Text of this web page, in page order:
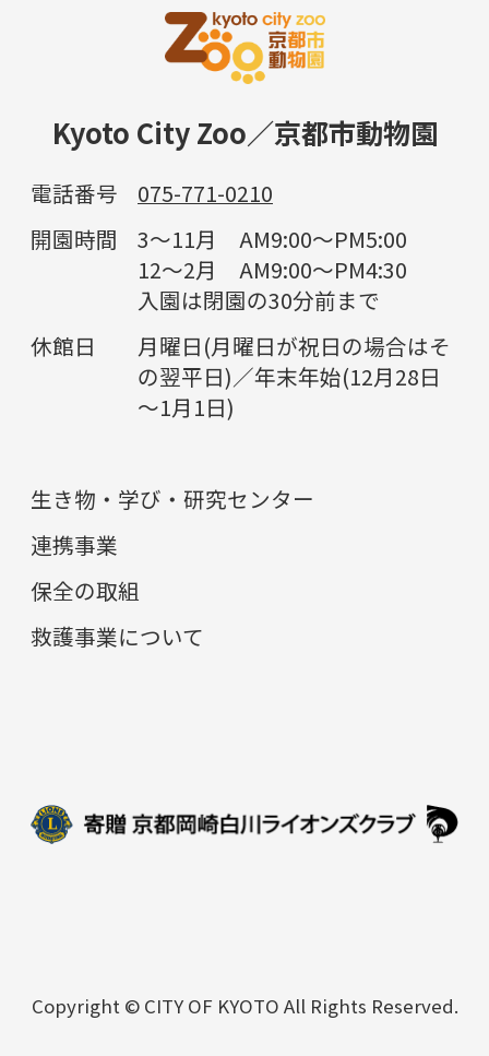
Kyoto City Zoo／京都市動物園
電話番号
075-771-0210
開園時間
3～11月 AM9:00～PM5:00
12～2月 AM9:00～PM4:30
入園は閉園の30分前まで
休館日
月曜日(月曜日が祝日の場合はそ
の翌平日)／年末年始(12月28日
～1月1日)
生き物・学び・研究センター
連携事業
保全の取組
救護事業について
Copyright © CITY OF KYOTO All Rights Reserved.